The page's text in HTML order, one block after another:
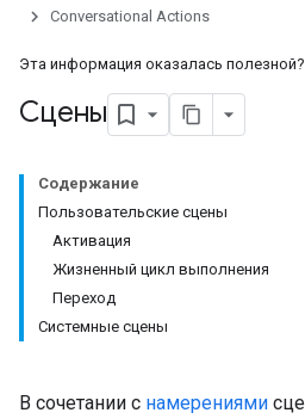
Conversational Actions
Эта информация оказалась полезной?
Сцены
Содержание
Пользовательские сцены
Активация
Жизненный цикл выполнения
Переход
Системные сцены
В сочетании с намерениями